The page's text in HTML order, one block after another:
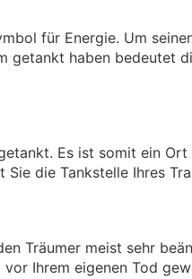
für Energie. Um
getankt haben bedeutet
Es ist somit ein
Sie die Tankstelle Ihres
Träumer meist sehr
Ihrem eigenen Tod